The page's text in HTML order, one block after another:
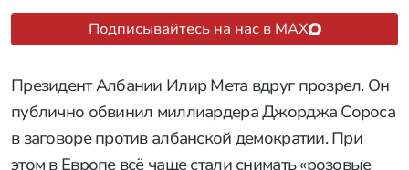
Подписывайтесь на нас в MAX
Президент Албании Илир Мета вдруг прозрел. Он
публично обвинил миллиардера Джорджа Сороса
в заговоре против албанской демократии. При
этом в Европе всё чаще стали снимать «розовые